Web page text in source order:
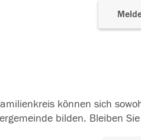
können sich
bilden. Bleiben